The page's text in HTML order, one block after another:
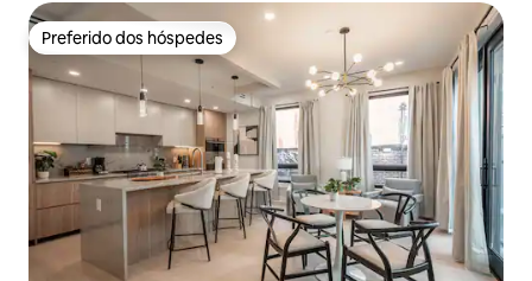
Preferido dos hóspedes
Preferido dos hóspedes